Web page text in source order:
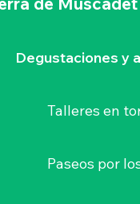
Degustaciones y
Talleres en
Paseos por
agenda que
por fecha,
su próxima
nuestras
y a